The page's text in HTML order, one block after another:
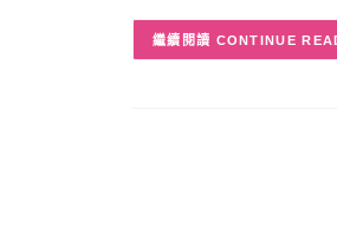
CONTINUE